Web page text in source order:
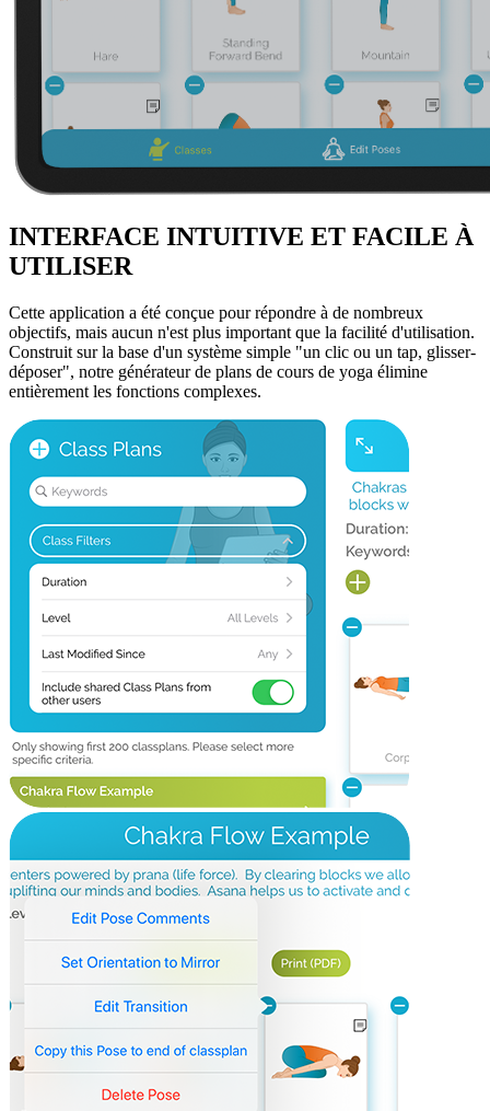
INTERFACE INTUITIVE ET FACILE À
UTILISER
Cette application a été conçue pour répondre à de nombreux
objectifs, mais aucun n'est plus important que la facilité d'utilisation.
Construit sur la base d'un système simple "un clic ou un tap, glisser-
déposer", notre générateur de plans de cours de yoga élimine
entièrement les fonctions complexes.